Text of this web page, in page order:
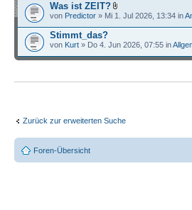
Was ist ZEIT?
von Predictor » Mi 1. Jul 2026, 13:34 in
Stimmt_das?
von Kurt » Do 4. Jun 2026, 07:55 in
Zurück zur erweiterten Suche
Foren-Übersicht